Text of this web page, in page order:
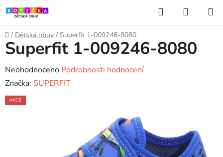
Přejít
na
obsah
Hledat
KOŠÍK
Domů
/ Dětská obuv / Superfit 1-009246-8080
Superfit 1-009246-8080
Průměrné
hodnocení
produktu
Neohodnoceno Podrobnosti hodnocení
Značka: SUPERFIT
AKCE